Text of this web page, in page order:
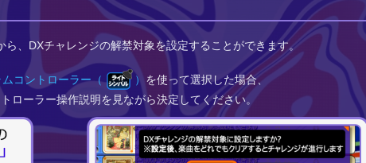
ら、DXチャレンジの解禁対象を設定することができます。
ムコントローラー（ ）を使って選択した場合、
ローラー操作説明を見ながら決定してください。